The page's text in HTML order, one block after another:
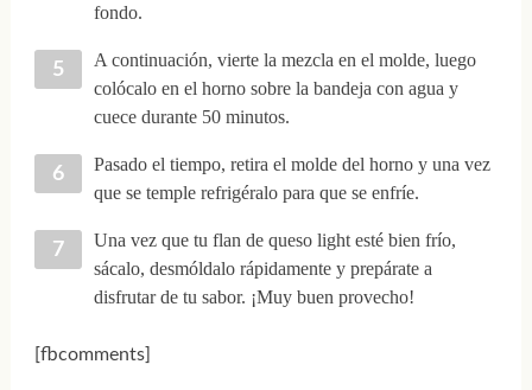
fondo.
A continuación, vierte la mezcla en el molde, luego
colócalo en el horno sobre la bandeja con agua y
cuece durante 50 minutos.
Pasado el tiempo, retira el molde del horno y una vez
que se temple refrigéralo para que se enfríe.
Una vez que tu flan de queso light esté bien frío,
sácalo, desmóldalo rápidamente y prepárate a
disfrutar de tu sabor. ¡Muy buen provecho!
[fbcomments]